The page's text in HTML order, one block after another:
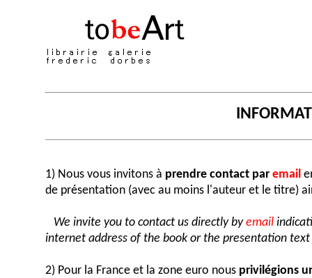
1) Nous vous invitons à prendre contact par email
de présentation (avec au moins l'auteur et le titre)
We invite you to contact us directly byemail
internet address of the book or the presentation
2) Pour la France et la zone euro nous privilégions